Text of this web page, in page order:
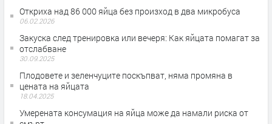
Откриха над 86 000 яйца без произход в два микробуса
06.02.2026
Закуска след тренировка или вечеря: Как яйцата помагат за
отслабване
30.09.2025
Плодовете и зеленчуците поскъпват, няма промяна в
цената на яйцата
18.04.2025
Умерената консумация на яйца може да намали риска от